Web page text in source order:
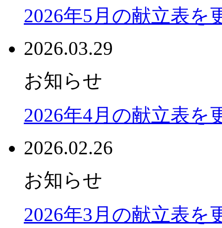
2026年5月の献立表を
2026.03.29
お知らせ
2026年4月の献立表を
2026.02.26
お知らせ
2026年3月の献立表を